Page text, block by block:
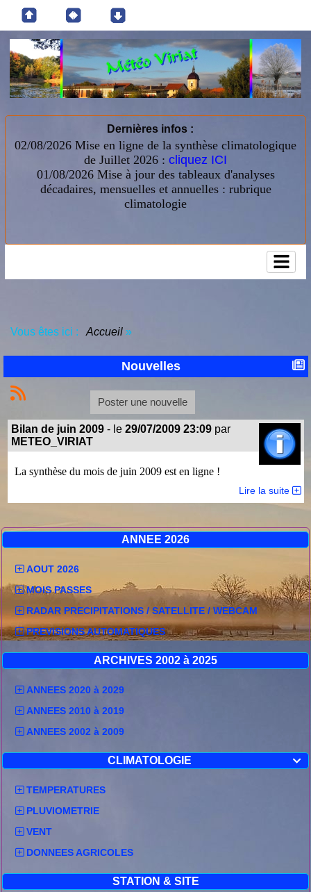
Dernières infos :
02/08/2026 Mise en ligne de la synthèse climatologique
de Juillet 2026 : cliquez ICI
01/08/2026 Mise à jour des tableaux d'analyses
décadaires, mensuelles et annuelles : rubrique
climatologie
ANNEE 2026
AOUT 2026
MOIS PASSES
RADAR PRECIPITATIONS / SATELLITE / WEBCAM
PREVISIONS AUTOMATIQUES
ARCHIVES 2002 à 2025
ANNEES 2020 à 2029
ANNEES 2010 à 2019
ANNEES 2002 à 2009

CLIMATOLOGIE
TEMPERATURES
PLUVIOMETRIE
VENT
DONNEES AGRICOLES
STATION & SITE
Vous êtes ici : Accueil »
Nouvelles
Poster une nouvelle
Bilan de juin 2009 - le 29/07/2009 23:09par
METEO_VIRIAT
La synthèse du mois de juin 2009 est en ligne !
Lire la suite